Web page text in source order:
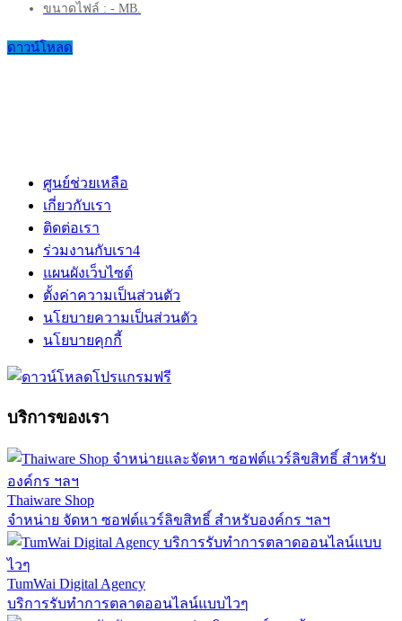
ขนาดไฟล์ : - MB.
ดาวน์โหลด
ศูนย์ช่วยเหลือ
เกี่ยวกับเรา
ติดต่อเรา
ร่วมงานกับเรา4
แผนผังเว็บไซต์
ตั้งค่าความเป็นส่วนตัว
นโยบายความเป็นส่วนตัว
นโยบายคุกกี้
บริการของเรา
Thaiware Shop
จำหน่าย จัดหา ซอฟต์แวร์ลิขสิทธิ์ สำหรับองค์กร ฯลฯ
TumWai Digital Agency
บริการรับทำการตลาดออนไลน์แบบไวๆ